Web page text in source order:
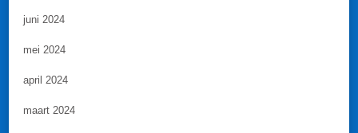
juni 2024
mei 2024
april 2024
maart 2024